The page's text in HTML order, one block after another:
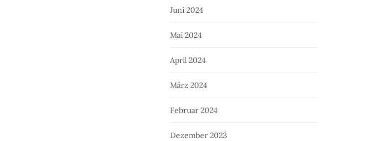
Juni 2024
Mai 2024
April 2024
März 2024
Februar 2024
Dezember 2023